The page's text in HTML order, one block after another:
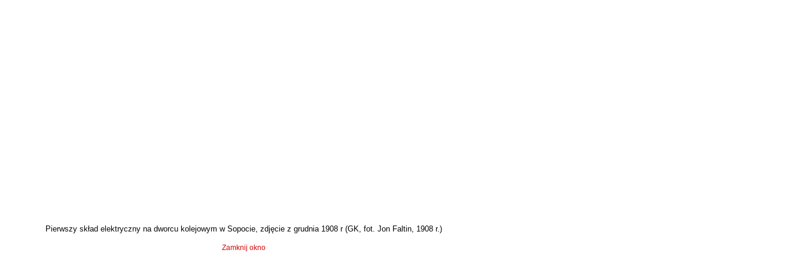
Pierwszy skład elektryczny na dworcu kolejowym w Sopocie, zdjęcie z grudnia 1908 r (GK , fot. Jon Faltin, 1908 r.)
Zamknij okno